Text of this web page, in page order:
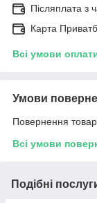
Післяплата з
Карта
Всі умови
Умови
Повернення
Всі умови
Подібні